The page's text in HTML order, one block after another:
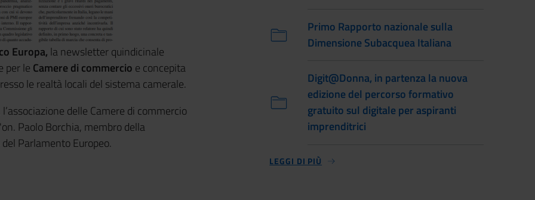
Europa, la newsletter quindicinale
per le Camere di commercio e concepita
le realtà locali del sistema camerale.
l’associazione delle Camere di commercio
Paolo Borchia, membro della
Parlamento Europeo.
Primo Rapporto nazionale sulla
Dimensione Subacquea Italiana
Digit@Donna, in partenza la nuova
edizione del percorso formativo
gratuito sul digitale per aspiranti
imprenditrici
LEGGI DI PIÙ